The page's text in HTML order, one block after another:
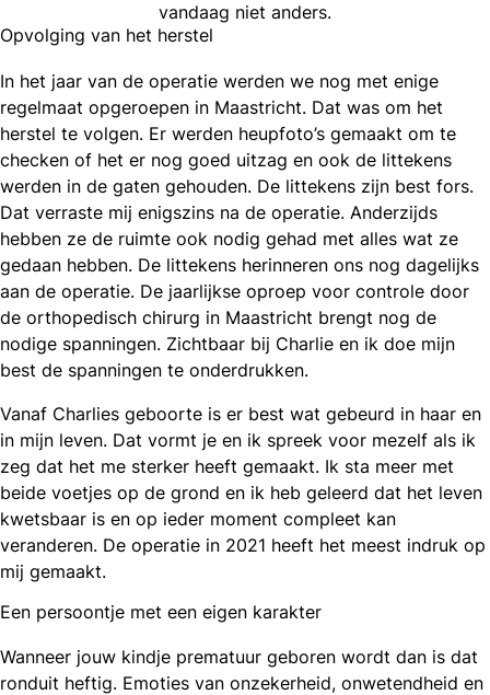
vandaag niet anders.
Opvolging van het herstel
In het jaar van de operatie werden we nog met enige
regelmaat opgeroepen in Maastricht. Dat was om het
herstel te volgen. Er werden heupfoto’s gemaakt om te
checken of het er nog goed uitzag en ook de littekens
werden in de gaten gehouden. De littekens zijn best fors.
Dat verraste mij enigszins na de operatie. Anderzijds
hebben ze de ruimte ook nodig gehad met alles wat ze
gedaan hebben. De littekens herinneren ons nog dagelijks
aan de operatie. De jaarlijkse oproep voor controle door
de orthopedisch chirurg in Maastricht brengt nog de
nodige spanningen. Zichtbaar bij Charlie en ik doe mijn
best de spanningen te onderdrukken.
Vanaf Charlies geboorte is er best wat gebeurd in haar en
in mijn leven. Dat vormt je en ik spreek voor mezelf als ik
zeg dat het me sterker heeft gemaakt. Ik sta meer met
beide voetjes op de grond en ik heb geleerd dat het leven
kwetsbaar is en op ieder moment compleet kan
veranderen. De operatie in 2021 heeft het meest indruk op
mij gemaakt.
Een persoontje met een eigen karakter
Wanneer jouw kindje prematuur geboren wordt dan is dat
ronduit heftig. Emoties van onzekerheid, onwetendheid en